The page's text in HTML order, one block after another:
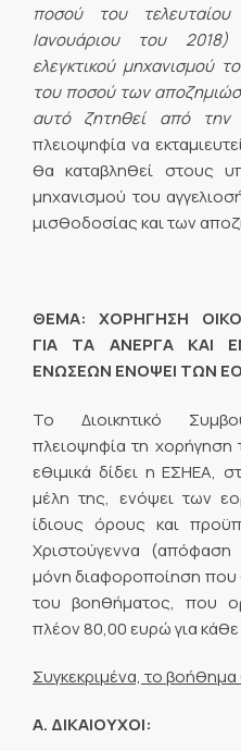
ποσού του
Ιανουάριου του
ελεγκτικού μηχανισμού
του ποσού των
αυτό ζητηθεί από την
πλειοψηφία να
θα καταβληθεί στους
μηχανισμού του
μισθοδοσίας και των
ΘΕΜΑ: ΧΟΡΗΓΗΣΗ
ΓΙΑ ΤΑ ΑΝΕΡΓΑ ΚΑΙ
ΕΝΩΣΕΩΝ ΕΝΟΨΕΙ ΤΩΝ
Το Διοικητικό
πλειοψηφία τη
εθιμικά δίδει η ΕΣΗΕΑ,
μέλη της, ενόψει των
ίδιους όρους και
Χριστούγεννα (απόφαση
μόνη διαφοροποίηση
του βοηθήματος, που
πλέον 80,00 ευρώ για κάθε
Συγκεκριμένα, το
Α. ΔΙΚΑΙΟΥΧΟΙ: